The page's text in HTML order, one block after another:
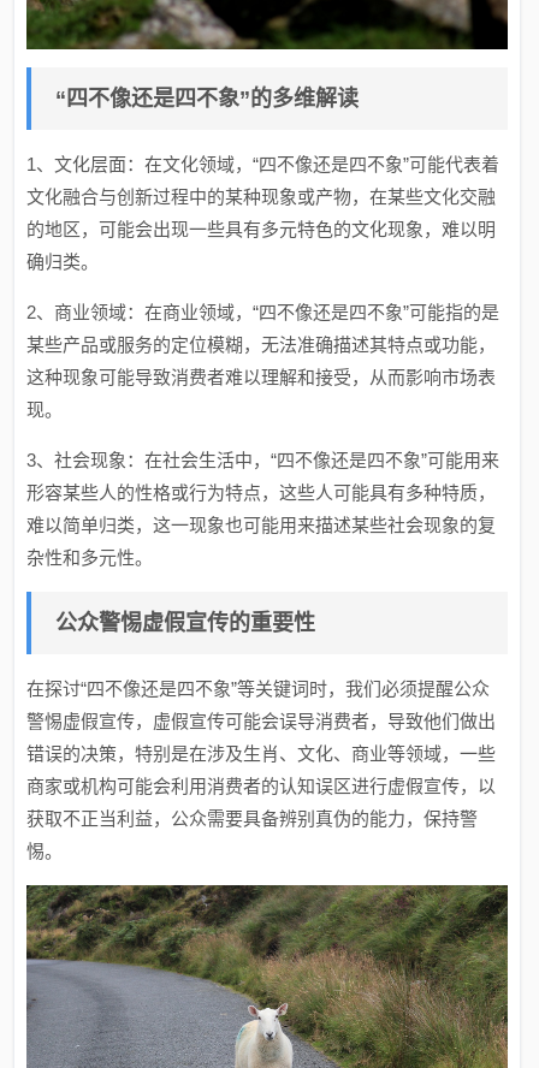
“四不像还是四不象”的多维解读
1、文化层面：在文化领域，“四不像还是四不象”可能代表着
文化融合与创新过程中的某种现象或产物，在某些文化交融
的地区，可能会出现一些具有多元特色的文化现象，难以明
确归类。
2、商业领域：在商业领域，“四不像还是四不象”可能指的是
某些产品或服务的定位模糊，无法准确描述其特点或功能，
这种现象可能导致消费者难以理解和接受，从而影响市场表
现。
3、社会现象：在社会生活中，“四不像还是四不象”可能用来
形容某些人的性格或行为特点，这些人可能具有多种特质，
难以简单归类，这一现象也可能用来描述某些社会现象的复
杂性和多元性。
公众警惕虚假宣传的重要性
在探讨“四不像还是四不象”等关键词时，我们必须提醒公众
警惕虚假宣传，虚假宣传可能会误导消费者，导致他们做出
错误的决策，特别是在涉及生肖、文化、商业等领域，一些
商家或机构可能会利用消费者的认知误区进行虚假宣传，以
获取不正当利益，公众需要具备辨别真伪的能力，保持警
惕。